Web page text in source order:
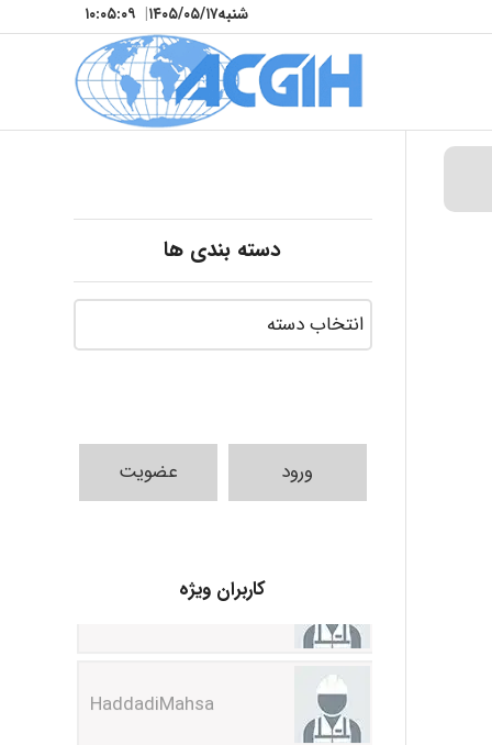
شنبه۱۴۰۵/۰۵/۱۷| ۱۰:۰۵:۱۰
دسته بندی ها
ورود عضویت
کاربران ویژه